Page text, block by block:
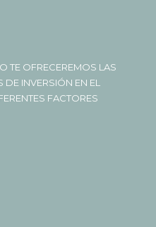
TE OFRECEREMOS LAS
INVERSIÓN EN EL
FACTORES